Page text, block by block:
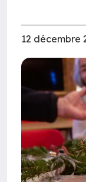
12 décembre